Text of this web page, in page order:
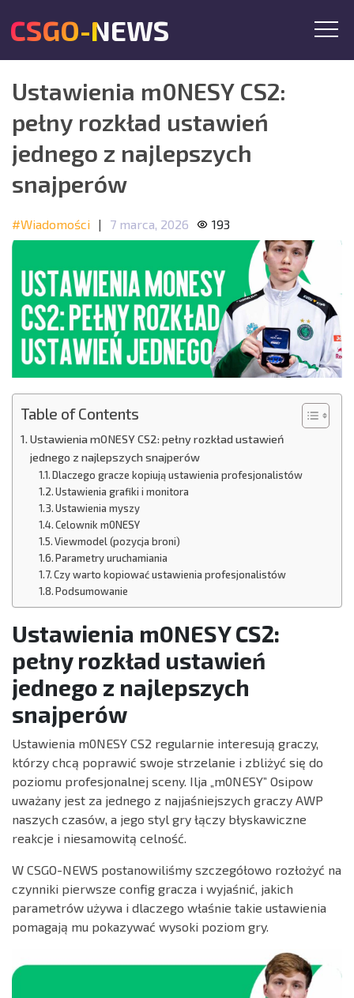
CSGO-NEWS
Ustawienia m0NESY CS2:
pełny rozkład ustawień
jednego z najlepszych
snajperów
#Wiadomości | 7 marca, 2026 193
Table of Contents
Ustawienia m0NESY CS2: pełny rozkład ustawień
jednego z najlepszych snajperów
Dlaczego gracze kopiują ustawienia profesjonalistów
Ustawienia grafiki i monitora
Ustawienia myszy
Celownik m0NESY
Viewmodel (pozycja broni)
Parametry uruchamiania
Czy warto kopiować ustawienia profesjonalistów
Podsumowanie
Ustawienia m0NESY CS2:
pełny rozkład ustawień
jednego z najlepszych
snajperów
Ustawienia m0NESY CS2 regularnie interesują graczy,
którzy chcą poprawić swoje strzelanie i zbliżyć się do
poziomu profesjonalnej sceny. Ilja „m0NESY” Osipow
uważany jest za jednego z najjaśniejszych graczy AWP
naszych czasów, a jego styl gry łączy błyskawiczne
reakcje i niesamowitą celność.
W CSGO-NEWS postanowiliśmy szczegółowo rozłożyć na
czynniki pierwsze config gracza i wyjaśnić, jakich
parametrów używa i dlaczego właśnie takie ustawienia
pomagają mu pokazywać wysoki poziom gry.